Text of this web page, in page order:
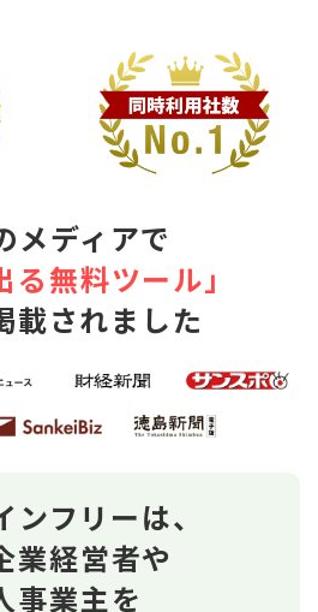
メディアで
る無料ツール｣
載されました
ンフリーは、
業経営者や
事業主を